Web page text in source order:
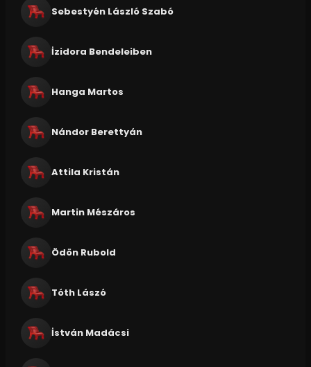
Sebestyén László Szabó
İzidora Bendeleiben
Hanga Martos
Nándor Berettyán
Attila Kristán
Martin Mészáros
Ödön Rubold
Tóth Lászó
İstván Madácsi